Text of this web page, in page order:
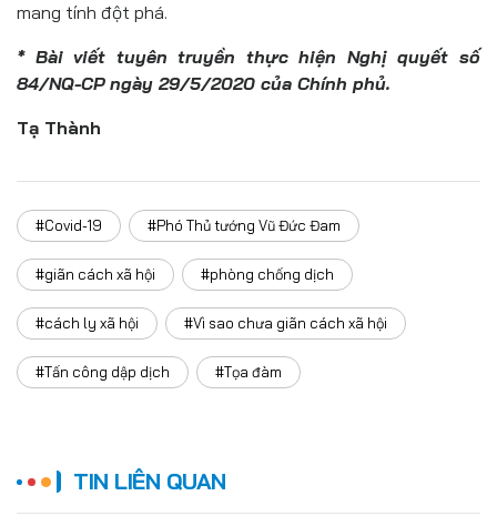
mang tính đột phá.
* Bài viết tuyên truyền thực hiện Nghị quyết số
84/NQ-CP ngày 29/5/2020 của Chính phủ.
Tạ Thành
#Covid-19 #Phó Thủ tướng Vũ Đức Đam
#giãn cách xã hội #phòng chống dịch
#cách ly xã hội #Vì sao chưa giãn cách xã hội
#Tấn công dập dịch #Tọa đàm
TIN LIÊN QUAN